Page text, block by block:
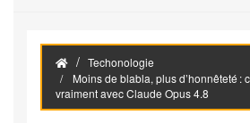
Techonologie
Moins de blabla, plus d’honnêteté :
vraiment avec Claude Opus 4.8